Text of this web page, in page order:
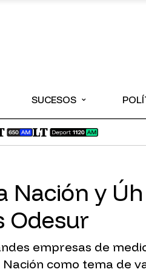
SUCESOS ⌄
Nación y
Odesur
empresas de
Nación como tema de